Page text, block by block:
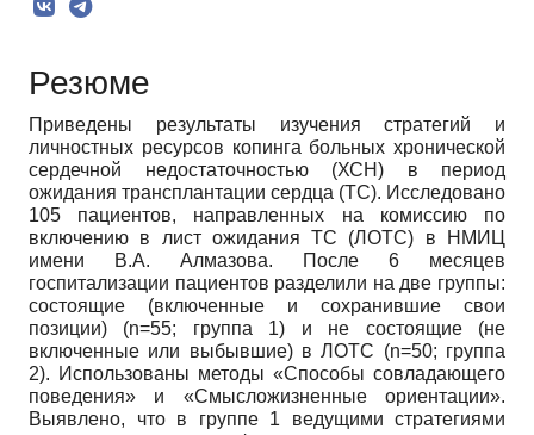
Резюме
Приведены результаты изучения стратегий и
личностных ресурсов копинга больных хронической
сердечной недостаточностью (ХСН) в период
ожидания трансплантации сердца (ТС). Исследовано
105 пациентов, направленных на комиссию по
включению в лист ожидания ТС (ЛОТС) в НМИЦ
имени В.А. Алмазова. После 6 месяцев
госпитализации пациентов разделили на две группы:
состоящие (включенные и сохранившие свои
позиции) (n=55; группа 1) и не состоящие (не
включенные или выбывшие) в ЛОТС (n=50; группа
2). Использованы методы «Способы совладающего
поведения» и «Смысложизненные ориентации».
Выявлено, что в группе 1 ведущими стратегиями